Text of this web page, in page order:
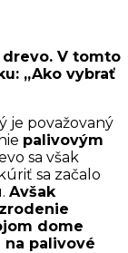
V tomto
„Ako vybrať
je považovaný
palivovým
sa však
sa začalo
Avšak
dome
palivové